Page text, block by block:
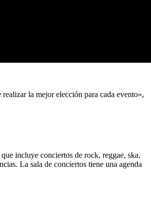
la mejor elección para cada evento»,
incluye conciertos de rock, reggae, ska,
La sala de conciertos tiene una agenda